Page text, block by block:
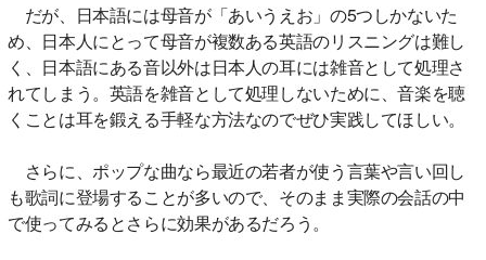
だが、日本語には母音が「あいうえお」の5つしかないた
め、日本人にとって母音が複数ある英語のリスニングは難し
く、日本語にある音以外は日本人の耳には雑音として処理さ
れてしまう。英語を雑音として処理しないために、音楽を聴
くことは耳を鍛える手軽な方法なのでぜひ実践してほしい。
さらに、ポップな曲なら最近の若者が使う言葉や言い回し
も歌詞に登場することが多いので、そのまま実際の会話の中
で使ってみるとさらに効果があるだろう。